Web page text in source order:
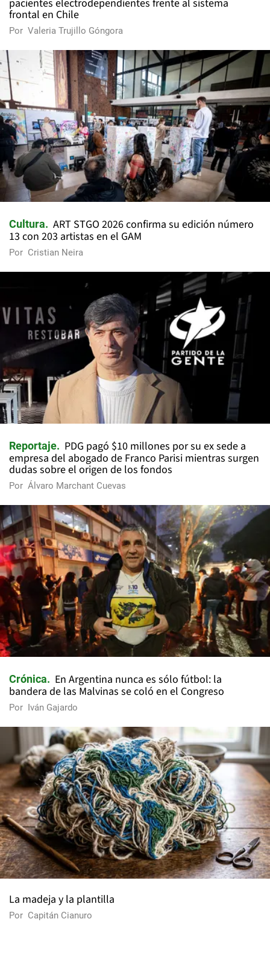
pacientes electrodependientes frente al sistema
frontal en Chile
Por Valeria Trujillo Góngora
Cultura
ART STGO 2026 confirma su edición número
13 con 203 artistas en el GAM
Por Cristian Neira
Reportaje
PDG pagó $10 millones por su ex sede a
empresa del abogado de Franco Parisi mientras surgen
dudas sobre el origen de los fondos
Por Álvaro Marchant Cuevas
Crónica
En Argentina nunca es sólo fútbol: la
bandera de las Malvinas se coló en el Congreso
Por Iván Gajardo
La madeja y la plantilla
Por Capitán Cianuro